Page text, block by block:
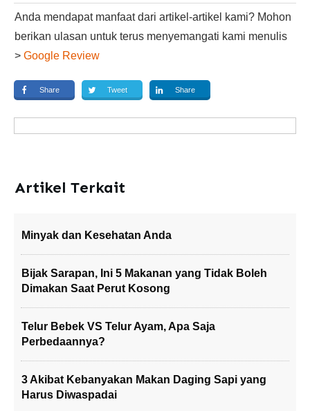
Anda mendapat manfaat dari artikel-artikel kami? Mohon
berikan ulasan untuk terus menyemangati kami menulis
> Google Review
Share Tweet Share
Artikel Terkait
Minyak dan Kesehatan Anda
Bijak Sarapan, Ini 5 Makanan yang Tidak Boleh
Dimakan Saat Perut Kosong
Telur Bebek VS Telur Ayam, Apa Saja
Perbedaannya?
3 Akibat Kebanyakan Makan Daging Sapi yang
Harus Diwaspadai